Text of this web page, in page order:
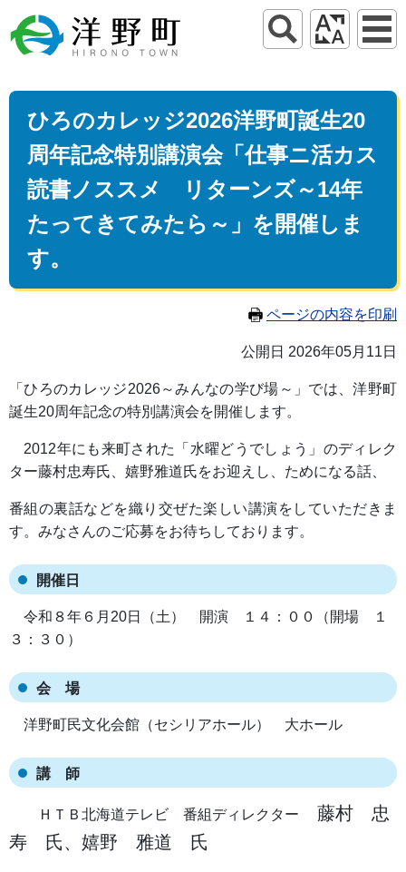
ひろのカレッジ2026洋野町誕生20
周年記念特別講演会「仕事ニ活カス
読書ノススメ リターンズ～14年
たってきてみたら～」を開催しま
す。
ページの内容を印刷
公開日 2026年05月11日
「ひろのカレッジ2026～みんなの学び場～」では、洋野町
誕生20周年記念の特別講演会を開催します。
2012年にも来町された「水曜どうでしょう」のディレク
ター藤村忠寿氏、嬉野雅道氏をお迎えし、ためになる話、
番組の裏話などを織り交ぜた楽しい講演をしていただきま
す。みなさんのご応募をお待ちしております。
開催日
令和８年６月20日（土） 開演 １４：００（開場 １
３：３０）
会 場
洋野町民文化会館（セシリアホール） 大ホール
講 師
ＨＴＢ北海道テレビ 番組ディレクター
藤村 忠
寿 氏、嬉野 雅道 氏